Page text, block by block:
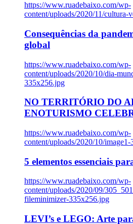
https://www.ruadebaixo.com/wp-
content/uploads/2020/11/cultura-
Consequências da
global
https://www.ruadebaixo.com/wp-
content/uploads/2020/10/dia-
335x256.jpg
NO TERRITÓRIO DO
ENOTURISMO
https://www.ruadebaixo.com/wp-
content/uploads/2020/10/
5 elementos essenciais
https://www.ruadebaixo.com/wp-
content/uploads/2020/09/
fileminimizer-335x256.jpg
LEVI’s e LEGO: Arte